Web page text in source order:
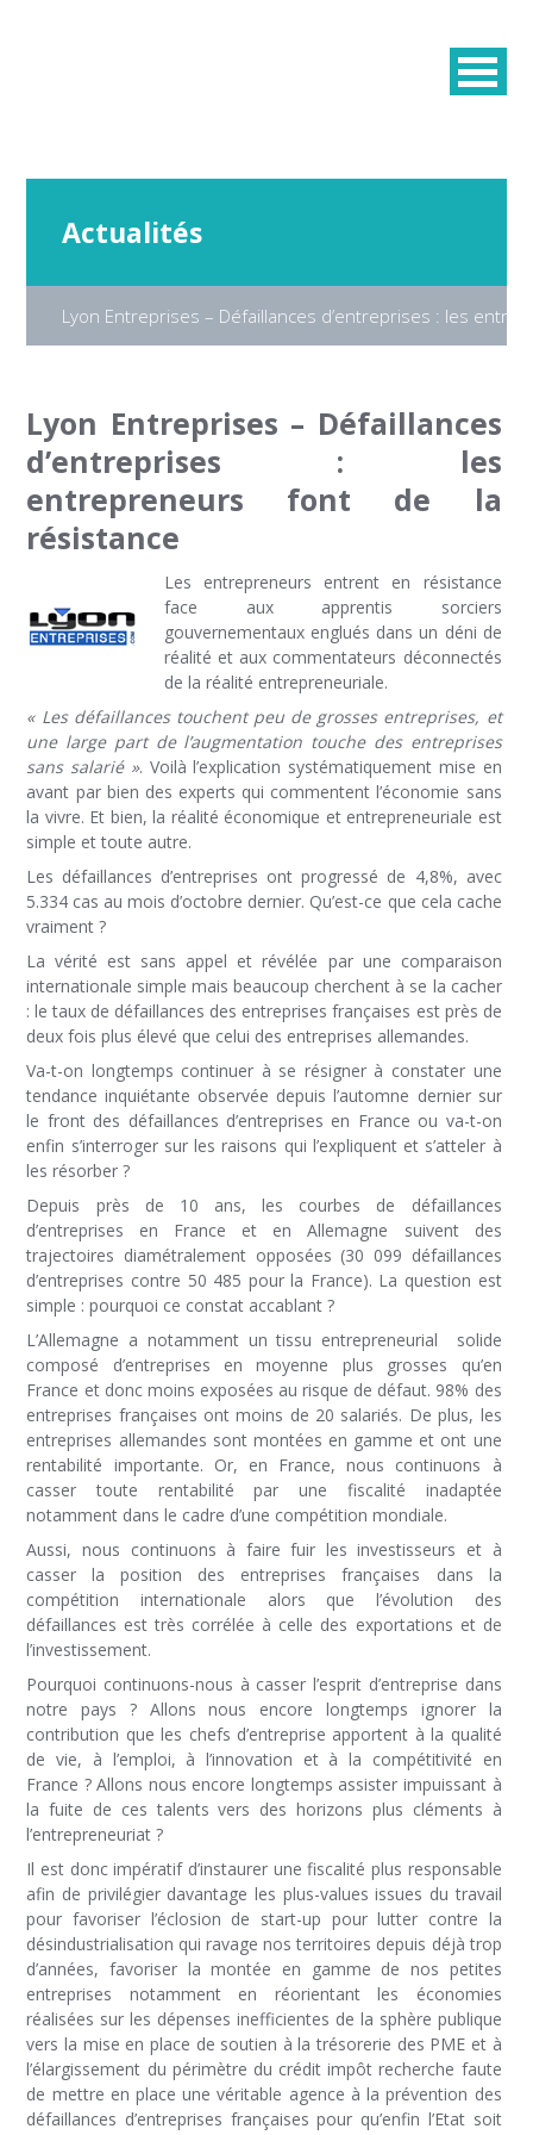
Actualités
Lyon Entreprises – Défaillances d’entreprises : les
Lyon Entreprises – Défaillances
d’entreprises : les
entrepreneurs font de la
résistance
Les entrepreneurs entrent en résistance
face aux apprentis sorciers
gouvernementaux englués dans un déni de
réalité et aux commentateurs déconnectés
de la réalité entrepreneuriale.
« Les défaillances touchent peu de grosses entreprises, et
une large part de l’augmentation touche des entreprises
sans salarié ». Voilà l’explication systématiquement mise en
avant par bien des experts qui commentent l’économie sans
la vivre. Et bien, la réalité économique et entrepreneuriale est
simple et toute autre.
Les défaillances d’entreprises ont progressé de 4,8%, avec
5.334 cas au mois d’octobre dernier. Qu’est-ce que cela cache
vraiment ?
La vérité est sans appel et révélée par une comparaison
internationale simple mais beaucoup cherchent à se la cacher
: le taux de défaillances des entreprises françaises est près de
deux fois plus élevé que celui des entreprises allemandes.
Va-t-on longtemps continuer à se résigner à constater une
tendance inquiétante observée depuis l’automne dernier sur
le front des défaillances d’entreprises en France ou va-t-on
enfin s’interroger sur les raisons qui l’expliquent et s’atteler à
les résorber ?
Depuis près de 10 ans, les courbes de défaillances
d’entreprises en France et en Allemagne suivent des
trajectoires diamétralement opposées (30 099 défaillances
d’entreprises contre 50 485 pour la France). La question est
simple : pourquoi ce constat accablant ?
L’Allemagne a notamment un tissu entrepreneurial solide
composé d’entreprises en moyenne plus grosses qu’en
France et donc moins exposées au risque de défaut. 98% des
entreprises françaises ont moins de 20 salariés. De plus, les
entreprises allemandes sont montées en gamme et ont une
rentabilité importante. Or, en France, nous continuons à
casser toute rentabilité par une fiscalité inadaptée
notamment dans le cadre d’une compétition mondiale.
Aussi, nous continuons à faire fuir les investisseurs et à
casser la position des entreprises françaises dans la
compétition internationale alors que l’évolution des
défaillances est très corrélée à celle des exportations et de
l’investissement.
Pourquoi continuons-nous à casser l’esprit d’entreprise dans
notre pays ? Allons nous encore longtemps ignorer la
contribution que les chefs d’entreprise apportent à la qualité
de vie, à l’emploi, à l’innovation et à la compétitivité en
France ? Allons nous encore longtemps assister impuissant à
la fuite de ces talents vers des horizons plus cléments à
l’entrepreneuriat ?
Il est donc impératif d’instaurer une fiscalité plus responsable
afin de privilégier davantage les plus-values issues du travail
pour favoriser l’éclosion de start-up pour lutter contre la
désindustrialisation qui ravage nos territoires depuis déjà trop
d’années, favoriser la montée en gamme de nos petites
entreprises notamment en réorientant les économies
réalisées sur les dépenses inefficientes de la sphère publique
vers la mise en place de soutien à la trésorerie des PME et à
l’élargissement du périmètre du crédit impôt recherche faute
de mettre en place une véritable agence à la prévention des
défaillances d’entreprises françaises pour qu’enfin l’Etat soit